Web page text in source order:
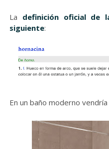
La definición oficial de
siguiente:
En un baño moderno